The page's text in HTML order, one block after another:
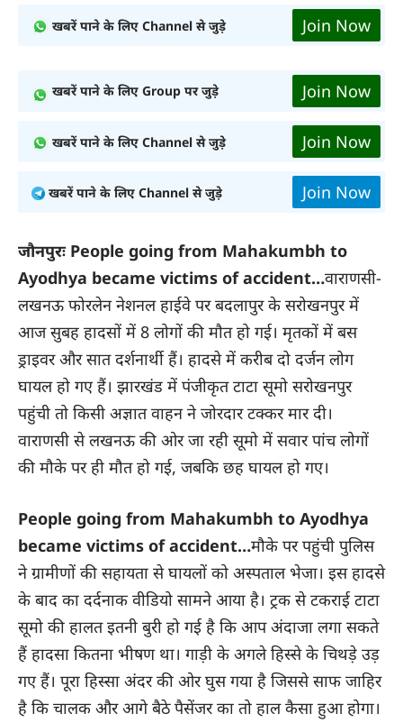
खबरें पाने के लिए Channel से जुड़े Join Now
खबरें पाने के लिए Group पर जुड़े Join Now
खबरें पाने के लिए Channel से जुड़े Join Now
खबरें पाने के लिए Channel से जुड़े Join Now
जौनपुरः People going from Mahakumbh to
Ayodhya became victims of accident…वाराणसी-
लखनऊ फोरलेन नेशनल हाईवे पर बदलापुर के सरोखनपुर में
आज सुबह हादसों में 8 लोगों की माैत हो गई। मृतकों में बस
ड्राइवर और सात दर्शनार्थी हैं। हादसे में करीब दो दर्जन लोग
घायल हो गए हैं। झारखंड में पंजीकृत टाटा सूमो सरोखनपुर
पहुंची तो किसी अज्ञात वाहन ने जोरदार टक्कर मार दी।
वाराणसी से लखनऊ की ओर जा रही सूमो में सवार पांच लोगों
की मौके पर ही मौत हो गई, जबकि छह घायल हो गए।
People going from Mahakumbh to Ayodhya
became victims of accident…मौके पर पहुंची पुलिस
ने ग्रामीणों की सहायता से घायलों को अस्पताल भेजा। इस हादसे
के बाद का दर्दनाक वीडियो सामने आया है। ट्रक से टकराई टाटा
सूमो की हालत इतनी बुरी हो गई है कि आप अंदाजा लगा सकते
हैं हादसा कितना भीषण था। गाड़ी के अगले हिस्से के चिथड़े उड़
गए हैं। पूरा हिस्सा अंदर की ओर घुस गया है जिससे साफ जाहिर
है कि चालक और आगे बैठे पैसेंजर का तो हाल कैसा हुआ होगा।